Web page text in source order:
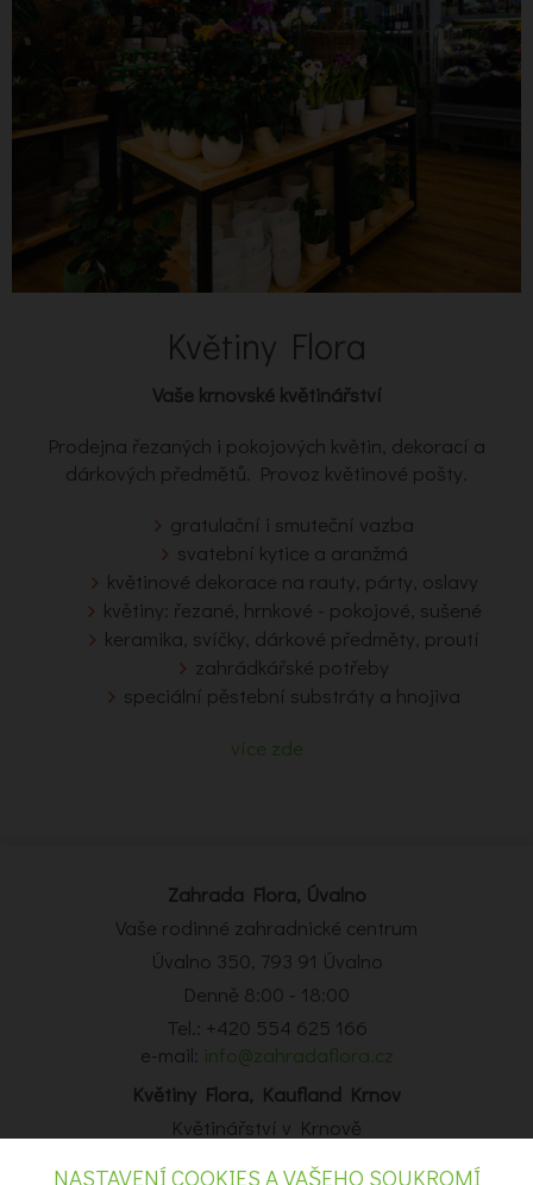
Květiny Flora
Vaše krnovské květinářství
Prodejna řezaných i pokojových květin, dekorací a
dárkových předmětů. Provoz květinové pošty.
gratulační i smuteční vazba
svatební kytice a aranžmá
květinové dekorace na rauty, párty, oslavy
květiny: řezané, hrnkové - pokojové, sušené
keramika, svíčky, dárkové předměty, proutí
zahrádkářské potřeby
speciální pěstební substráty a hnojiva
více zde
Zahrada Flora, Úvalno
Vaše rodinné zahradnické centrum
Úvalno 350, 793 91 Úvalno
Denně 8:00 - 18:00
Tel.: +420 554 625 166
e-mail: info@zahradaflora.cz
Květiny Flora, Kaufland Krnov
Květinářství v Krnově
Obchodní centrum Kaufland Krnov, Opavská 14, Krnov
NASTAVENÍ COOKIES A VAŠEHO SOUKROMÍ